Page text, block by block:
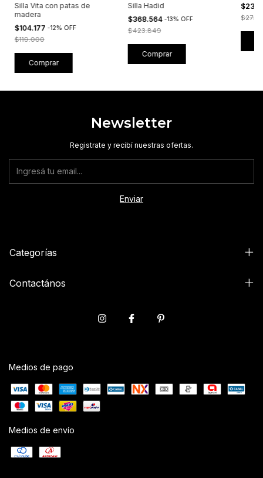
Silla Vita con patas de
madera
$104.177 -12% OFF
$119.000
Comprar
Silla Hadid
$368.564 -13% OFF
$423.849
Comprar
Newsletter
Registrate y recibí nuestras ofertas.
Categorías
Contactános
Medios de pago
Medios de envío